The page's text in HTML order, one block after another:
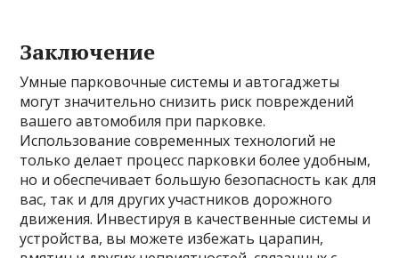
Заключение
Умные парковочные системы и автогаджеты
могут значительно снизить риск повреждений
вашего автомобиля при парковке.
Использование современных технологий не
только делает процесс парковки более удобным,
но и обеспечивает большую безопасность как для
вас, так и для других участников дорожного
движения. Инвестируя в качественные системы и
устройства, вы можете избежать царапин,